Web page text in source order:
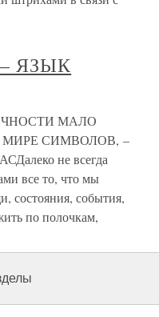
ЯЗЫК
МАЛО
СИМВОЛОВ, –
не всегда
все то, что мы
состояния, события,
по полочкам,